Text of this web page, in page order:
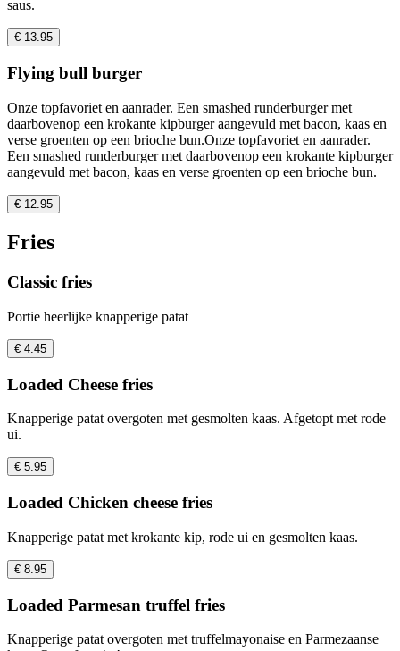
saus.
€ 13.95
Flying bull burger
Onze topfavoriet en aanrader. Een smashed runderburger met
daarbovenop een krokante kipburger aangevuld met bacon, kaas en
verse groenten op een brioche bun.Onze topfavoriet en aanrader.
Een smashed runderburger met daarbovenop een krokante kipburger
aangevuld met bacon, kaas en verse groenten op een brioche bun.
€ 12.95
Fries
Classic fries
Portie heerlijke knapperige patat
€ 4.45
Loaded Cheese fries
Knapperige patat overgoten met gesmolten kaas. Afgetopt met rode
ui.
€ 5.95
Loaded Chicken cheese fries
Knapperige patat met krokante kip, rode ui en gesmolten kaas.
€ 8.95
Loaded Parmesan truffel fries
Knapperige patat overgoten met truffelmayonaise en Parmezaanse